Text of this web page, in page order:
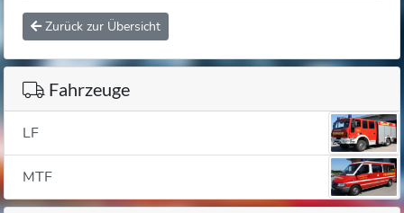
Zurück zur Übersicht
Fahrzeuge
LF
MTF